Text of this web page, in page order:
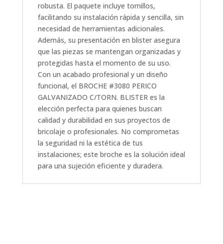
robusta. El paquete incluye tornillos,
facilitando su instalación rápida y sencilla, sin
necesidad de herramientas adicionales.
Además, su presentación en blister asegura
que las piezas se mantengan organizadas y
protegidas hasta el momento de su uso.
Con un acabado profesional y un diseño
funcional, el BROCHE #3080 PERICO
GALVANIZADO C/TORN. BLISTER es la
elección perfecta para quienes buscan
calidad y durabilidad en sus proyectos de
bricolaje o profesionales. No comprometas
la seguridad ni la estética de tus
instalaciones; este broche es la solución ideal
para una sujeción eficiente y duradera.